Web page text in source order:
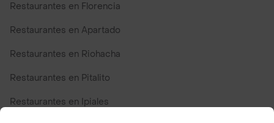
Restaurantes en Florencia
Restaurantes en Apartado
Restaurantes en Riohacha
Restaurantes en Pitalito
Restaurantes en Ipiales